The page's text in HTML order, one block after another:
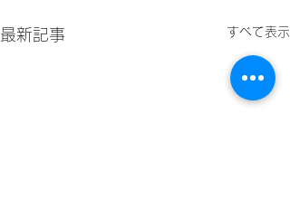
最新記事 すべて表示